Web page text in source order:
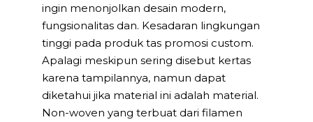
ingin menonjolkan desain modern,
fungsionalitas dan. Kesadaran lingkungan
tinggi pada produk tas promosi custom.
Apalagi meskipun sering disebut kertas
karena tampilannya, namun dapat
diketahui jika material ini adalah material.
Non-woven yang terbuat dari filamen